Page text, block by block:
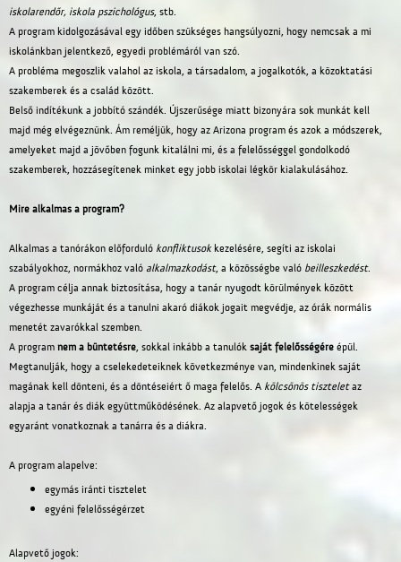
iskolarendőr, iskola pszichológus, stb.
A program kidolgozásával egy időben szükséges hangsúlyozni, hogy nemcsak a mi
iskolánkban jelentkező, egyedi problémáról van szó.
A probléma megoszlik valahol az iskola, a társadalom, a jogalkotók, a közoktatási
szakemberek és a család között.
Belső indítékunk a jobbító szándék. Újszerűsége miatt bizonyára sok munkát kell
majd még elvégeznünk. Ám reméljük, hogy az Arizona program és azok a módszerek,
amelyeket majd a jövőben fogunk kitalálni mi, és a felelősséggel gondolkodó
szakemberek, hozzásegítenek minket egy jobb iskolai légkör kialakulásához.
Mire alkalmas a program?
Alkalmas a tanórákon előforduló konfliktusokkezelésére, segíti az iskolai
szabályokhoz, normákhoz való alkalmazkodást, a közösségbe való beilleszkedést.
A program célja annak biztosítása, hogy a tanár nyugodt körülmények között
végezhesse munkáját és a tanulni akaró diákok jogait megvédje, az órák normális
menetét zavarókkal szemben.
A program nem a büntetésre, sokkal inkább a tanulók saját felelősségére épül.
Megtanulják, hogy a cselekedeteiknek következménye van, mindenkinek saját
magának kell dönteni, és a döntéseiért ő maga felelős. A kölcsönös tiszteletaz
alapja a tanár és diák együttműködésének. Az alapvető jogok és kötelességek
egyaránt vonatkoznak a tanárra és a diákra.
A program alapelve:
egymás iránti tisztelet
egyéni felelősségérzet
Alapvető jogok: